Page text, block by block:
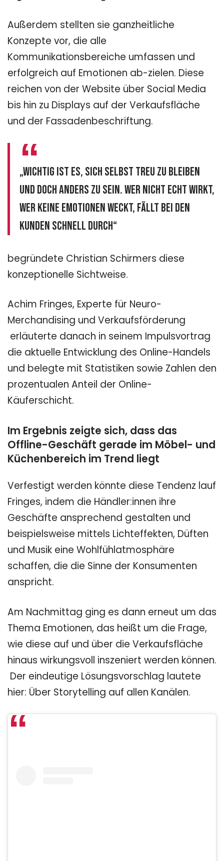
Außerdem stellten sie ganzheitliche
Konzepte vor, die alle
Kommunikationsbereiche umfassen und
erfolgreich auf Emotionen ab-zielen. Diese
reichen von der Website über Social Media
bis hin zu Displays auf der Verkaufsfläche
und der Fassadenbeschriftung.
„Wichtig ist es, sich selbst treu zu bleiben
und doch anders zu sein. Wer nicht echt wirkt,
wer keine Emotionen weckt, fällt bei den
Kunden schnell durch“
begründete Christian Schirmers diese
konzeptionelle Sichtweise.
Achim Fringes, Experte für Neuro-
Merchandising und Verkaufsförderung
erläuterte danach in seinem Impulsvortrag
die aktuelle Entwicklung des Online-Handels
und belegte mit Statistiken sowie Zahlen den
prozentualen Anteil der Online-
Käuferschicht.
Im Ergebnis zeigte sich, dass das
Offline-Geschäft gerade im Möbel- und
Küchenbereich im Trend liegt
Verfestigt werden könnte diese Tendenz lauf
Fringes, indem die Händler:innen ihre
Geschäfte ansprechend gestalten und
beispielsweise mittels Lichteffekten, Düften
und Musik eine Wohlfühlatmosphäre
schaffen, die die Sinne der Konsumenten
anspricht.
Am Nachmittag ging es dann erneut um das
Thema Emotionen, das heißt um die Frage,
wie diese auf und über die Verkaufsfläche
hinaus wirkungsvoll inszeniert werden können.
Der eindeutige Lösungsvorschlag lautete
hier: Über Storytelling auf allen Kanälen.